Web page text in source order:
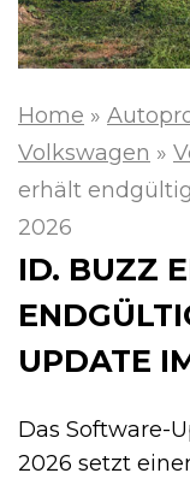
Home »
Volkswagen »
erhält
2026
ID. BUZZ
UPDATE
Das Software-
2026 setzt